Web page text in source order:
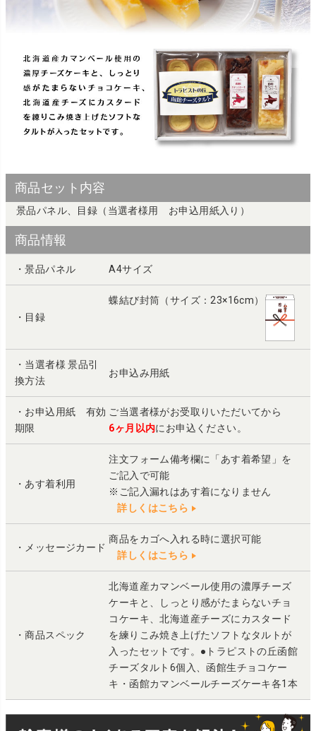
商品セット内容
景品パネル、目録（当選者様用 お申込用紙入り）
商品情報
・景品パネル A4サイズ
・目録
蝶結び封筒（サイズ：23×16cm）
・当選者様 景品引
換方法
お申込み用紙
・お申込用紙 有効
期限
ご当選者様がお受取りいただいてから
6ヶ月以内にお申込ください。
・あす着利用
注文フォーム備考欄に「あす着希望」を
ご記入で可能
※ご記入漏れはあす着になりません
詳しくはこちら
・メッセージカード
商品をカゴへ入れる時に選択可能
詳しくはこちら
・商品スペック
北海道産カマンベール使用の濃厚チーズ
ケーキと、しっとり感がたまらないチョ
コケーキ、北海道産チーズにカスタード
を練りこみ焼き上げたソフトなタルトが
入ったセットです。●トラピストの丘函館
チーズタルト6個入、函館生チョコケー
キ・函館カマンベールチーズケーキ各1本